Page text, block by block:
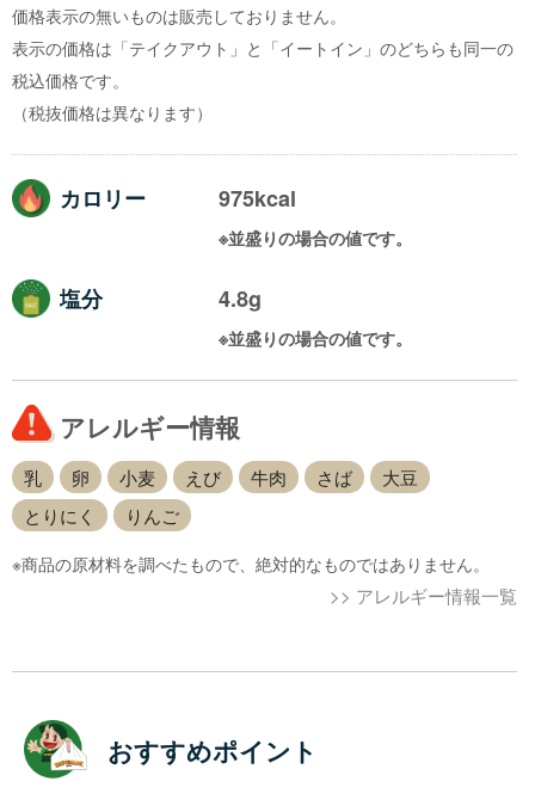
価格表示の無いものは販売しておりません。
表示の価格は「テイクアウト」と「イートイン」のどちらも同一の
税込価格です。
（税抜価格は異なります）
カロリー 975kcal
※並盛りの場合の値です。
塩分 4.8g
※並盛りの場合の値です。
アレルギー情報
乳 卵 小麦 えび 牛肉 さば
大豆
とりにく
りんご
※商品の原材料を調べたもので、絶対的なものではありません。
>> アレルギー情報一覧
おすすめポイント